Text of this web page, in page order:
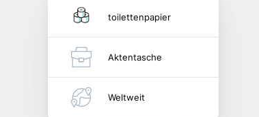
toilettenpapier
Aktentasche
Weltweit